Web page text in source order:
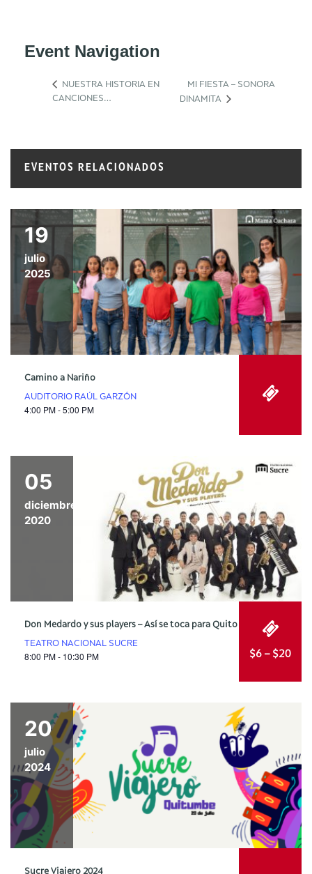
Event Navigation
NUESTRA HISTORIA EN
CANCIONES…
MI FIESTA – SONORA
DINAMITA
EVENTOS RELACIONADOS
19
julio
2025
Camino a Nariño
AUDITORIO RAÚL GARZÓN
4:00 PM - 5:00 PM
05
diciembre
2020
Don Medardo y sus players – Así se toca para Quito
TEATRO NACIONAL SUCRE
8:00 PM - 10:30 PM $6 – $20
20
julio
2024
Sucre Viajero 2024